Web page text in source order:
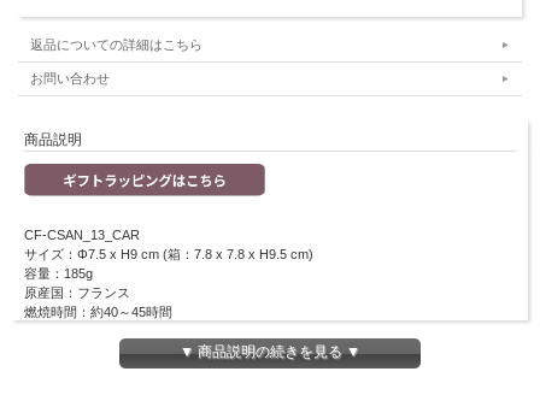
返品についての詳細はこちら
お問い合わせ
商品説明
CF-CSAN_13_CAR
サイズ：Φ7.5 x H9 cm (箱：7.8 x 7.8 x H9.5 cm)
容量：185g
原産国：フランス
燃焼時間：約40～45時間
非常に甘いウッディ系の香りです。官能的で贅沢な香りはとても魅惑的です。
▼ 商品説明の続きを見る ▼